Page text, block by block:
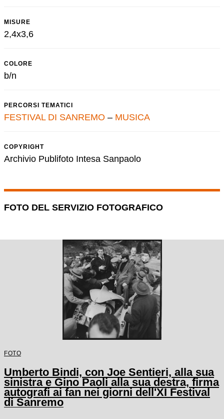
MISURE
2,4x3,6
COLORE
b/n
PERCORSI TEMATICI
FESTIVAL DI SANREMO – MUSICA
COPYRIGHT
Archivio Publifoto Intesa Sanpaolo
FOTO DEL SERVIZIO FOTOGRAFICO
FOTO
Umberto Bindi, con Joe Sentieri, alla sua
sinistra e Gino Paoli alla sua destra, firma
autografi ai fan nei giorni dell'XI Festival
di Sanremo